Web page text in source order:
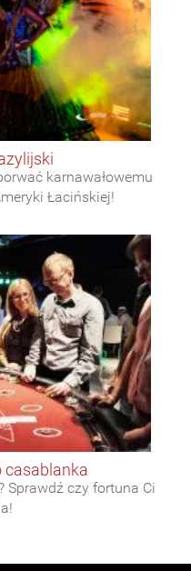
karnawałowemu
Łacińskiej!
casablanka
Sprawdź czy fortuna Ci